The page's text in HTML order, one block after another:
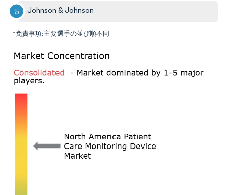
Johnson & Johnson
*免責事項:主要選手の並び順不同